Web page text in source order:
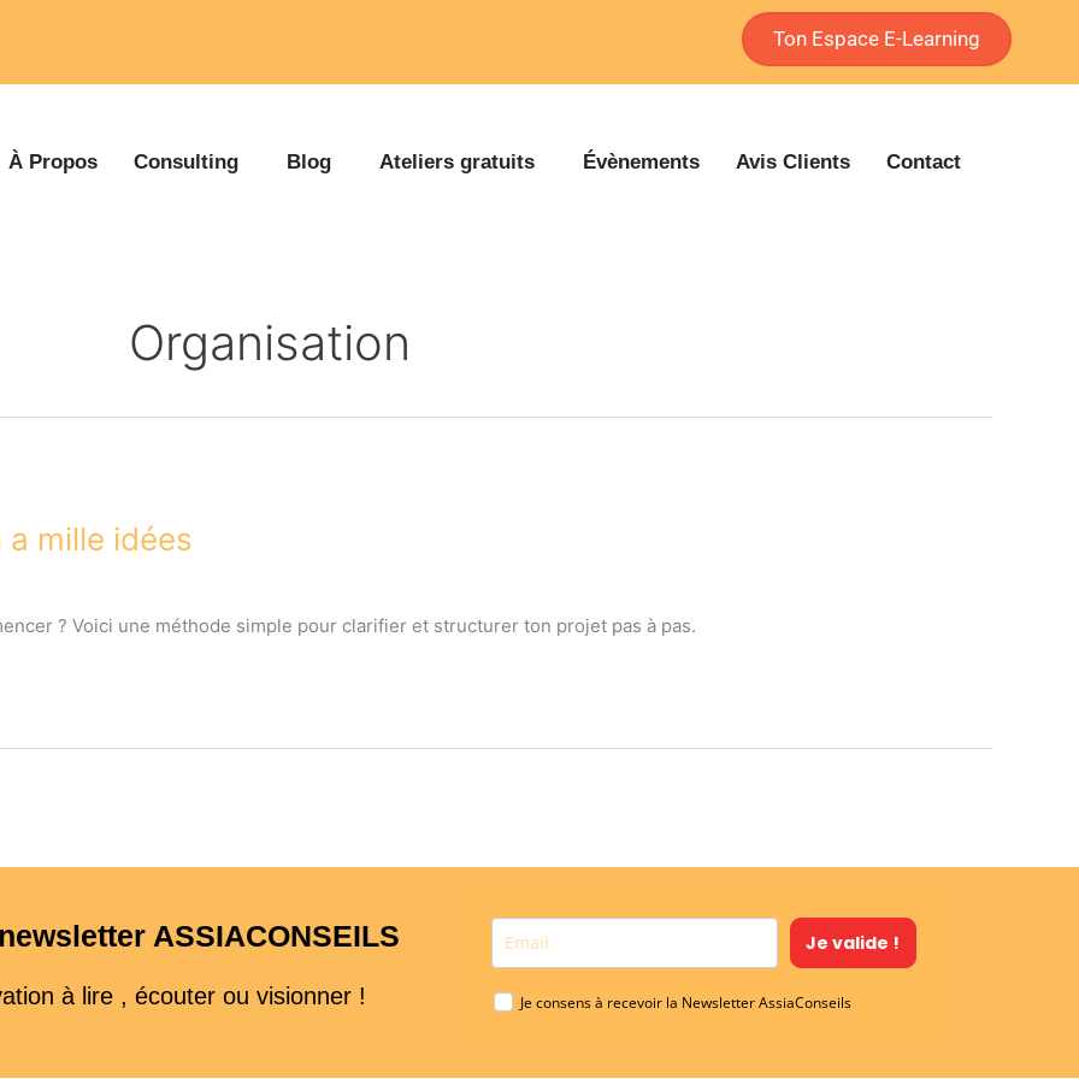
Ton Espace E-Learning
À Propos Consulting Blog Ateliers gratuits Évènements Avis Clients Contact
Organisation
mille idées
? Voici une méthode simple pour clarifier et structurer ton projet pas à pas.
ASSIACONSEILS
à lire , écouter ou visionner !
Je valide !
Je consens à recevoir la Newsletter AssiaConseils